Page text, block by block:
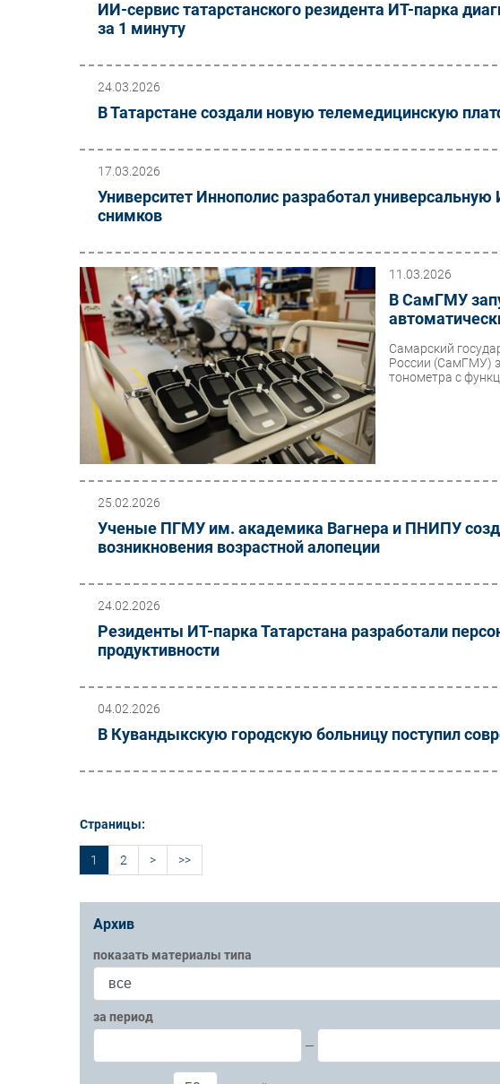
ИИ-сервис татарстанского резидента ИТ-парка
за 1 минуту
24.03.2026
В Татарстане создали новую телемедицинскую
17.03.2026
Университет Иннополис разработал
снимков
11.03.2026
В СамГМУ
Самарский
России (СамГМУ)
тонометра с
25.02.2026
Ученые ПГМУ им. академика Вагнера и ПНИПУ
возникновения возрастной алопеции
24.02.2026
Резиденты ИТ-парка Татарстана разработали
продуктивности
04.02.2026
В Кувандыкскую городскую больницу поступил
Страницы:
1 2 > >>
Архив
показать материалы типа
за период
—